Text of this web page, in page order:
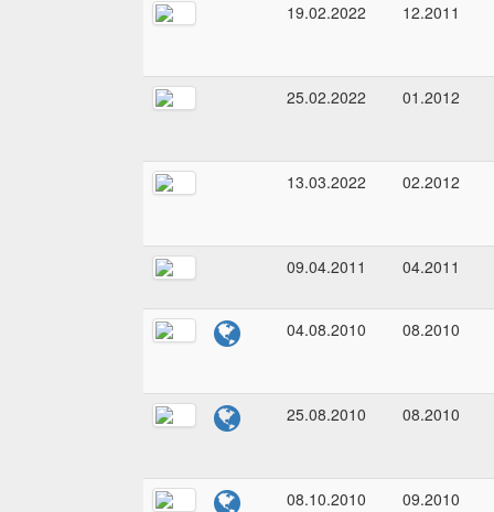
19.02.2022 12.2011
25.02.2022 01.2012
13.03.2022 02.2012
09.04.2011 04.2011
04.08.2010 08.2010
25.08.2010 08.2010
08.10.2010 09.2010